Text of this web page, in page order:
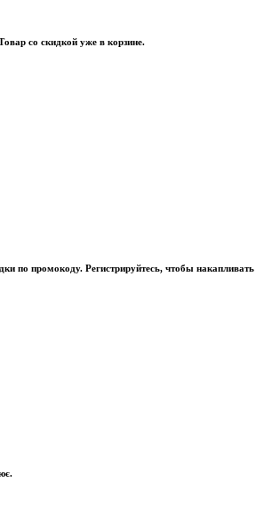
со скидкой уже в корзине.
по промокоду. Регистрируйтесь, чтобы накапливать